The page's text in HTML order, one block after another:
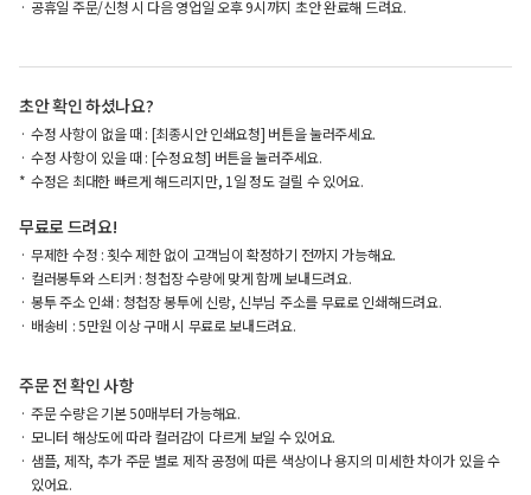
공휴일 주문/신청 시 다음 영업일 오후 9시까지 초안 완료해 드려요.
초안 확인 하셨나요?
수정 사항이 없을 때 : [최종시안 인쇄요청] 버튼을 눌러주세요.
수정 사항이 있을 때 : [수정요청] 버튼을 눌러주세요.
수정은 최대한 빠르게 해드리지만, 1일 정도 걸릴 수 있어요.
무료로 드려요!
무제한 수정 : 횟수 제한 없이 고객님이 확정하기 전까지 가능해요.
컬러봉투와 스티커 : 청첩장 수량에 맞게 함께 보내드려요.
봉투 주소 인쇄 : 청첩장 봉투에 신랑, 신부님 주소를 무료로 인쇄해드려요.
배송비 : 5만원 이상 구매 시 무료로 보내드려요.
주문 전 확인 사항
주문 수량은 기본 50매부터 가능해요.
모니터 해상도에 따라 컬러감이 다르게 보일 수 있어요.
샘플, 제작, 추가 주문 별로 제작 공정에 따른 색상이나 용지의 미세한 차이가 있을 수
있어요.